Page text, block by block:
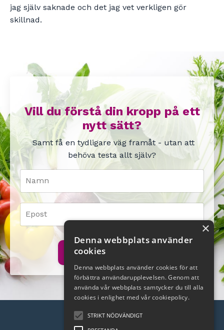
jag själv saknade och det jag vet verkligen gör
skillnad.
Vill du förstå din kropp på ett
nytt sätt?
Samtfå en tydligare väg framåt - utan att
behöva testa allt själv?
Säkra min plats!
×
Denna webbplats använder
cookies
Denna webbplats använder cookies för att
förbättra användarupplevelsen. Genom att
använda vår webbplats samtycker du till alla
cookies i enlighet med vår cookiepolicy.
STRIKT NÖDVÄNDIGT